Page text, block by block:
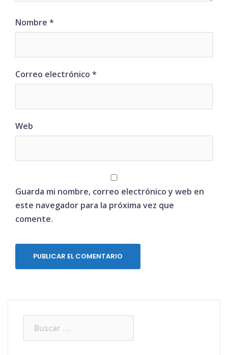
Nombre *
Correo electrónico *
Web
Guarda mi nombre, correo electrónico y web en
este navegador para la próxima vez que
comente.